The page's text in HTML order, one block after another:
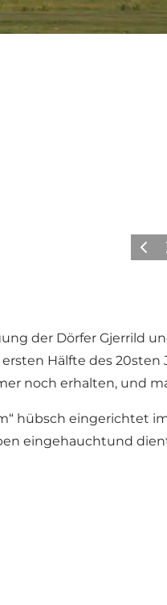
Zurück
der Dörfer Gjerrild
Hälfte des
noch erhalten, und
hübsch eingerichtet
eingehauchtund